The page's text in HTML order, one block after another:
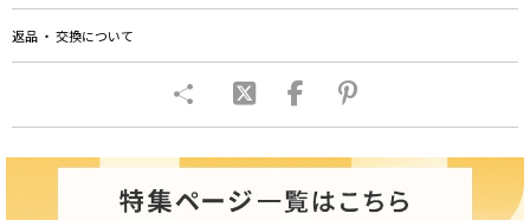
返品 ・ 交換について